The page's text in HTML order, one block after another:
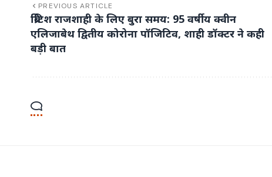
PREVIOUS ARTICLE
ब्रिटिश राजशाही के लिए बुरा समय: 95 वर्षीय क्वीन
एलिजाबेथ द्वितीय कोरोना पॉजिटिव, शाही डॉक्टर ने कही
बड़ी बात